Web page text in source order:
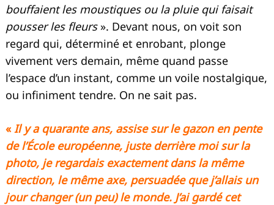
bouffaient les moustiques ou la pluie qui faisait
pousser les fleurs». Devant nous, on voit son
regard qui, déterminé et enrobant, plonge
vivement vers demain, même quand passe
l’espace d’un instant, comme un voile nostalgique,
ou infiniment tendre. On ne sait pas.
« Il y a quarante ans, assise sur le gazon en pente
de l’École européenne, juste derrière moi sur la
photo, je regardais exactement dans la même
direction, le même axe, persuadée que j’allais un
jour changer (un peu) le monde. J’ai gardé cet